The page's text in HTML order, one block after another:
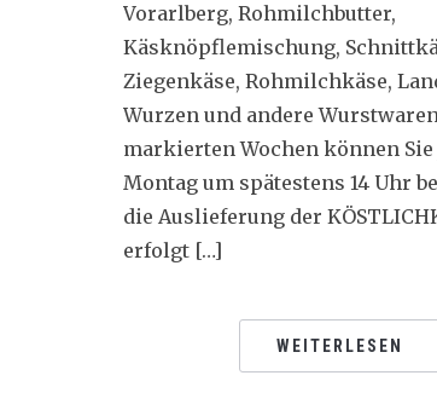
Vorarlberg, Rohmilchbutter,
Käsknöpflemischung,
Ziegenkäse, Rohmilchkäse,
Wurzen und andere
markierten Wochen können
Montag um spätestens 14 Uhr
die Auslieferung der
erfolgt […]
WEITERLESEN